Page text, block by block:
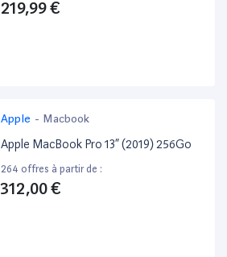
219,99 €
Apple - Macbook
Apple MacBook Pro 13” (2019) 256Go
264 offres à partir de :
312,00 €